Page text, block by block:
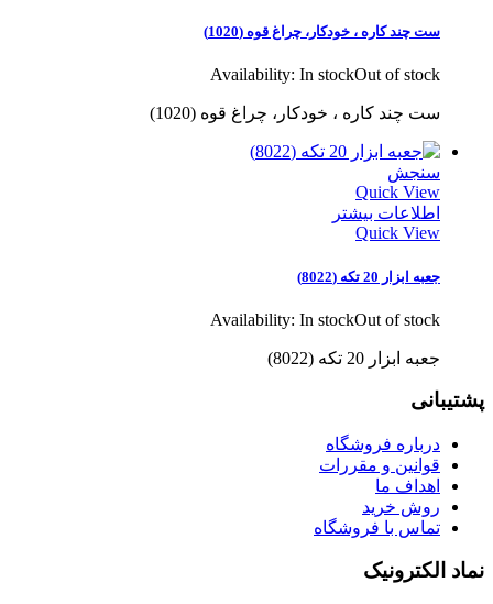
ست چند کاره ، خودکار، چراغ قوه (1020)
Availability: In stockOut of stock
ست چند کاره ، خودکار، چراغ قوه (1020)
سنجش
Quick View
اطلاعات بیشتر
Quick View
جعبه ابزار 20 تکه (8022)
Availability: In stockOut of stock
جعبه ابزار 20 تکه (8022)
پشتیبانی
درباره فروشگاه
قوانین و مقررات
اهداف ما
روش خرید
تماس با فروشگاه
نماد الکترونیک